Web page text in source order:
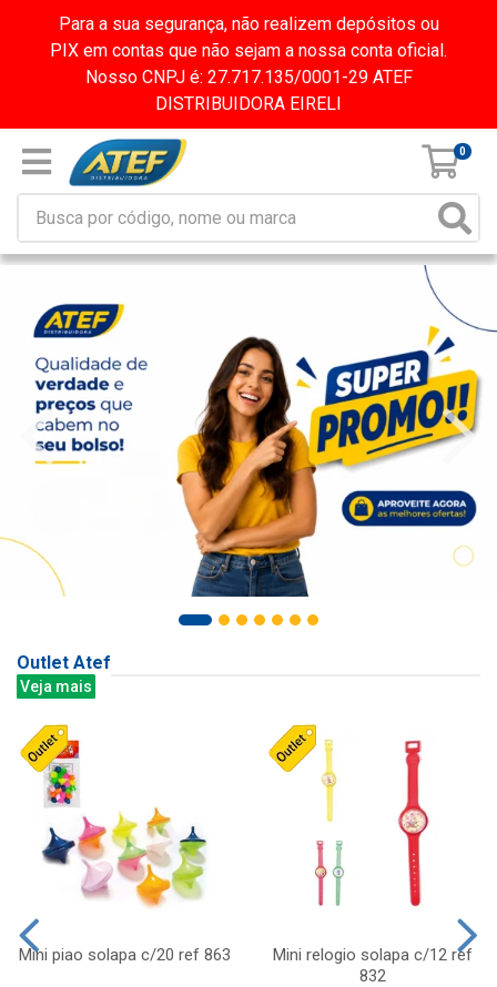
Para a sua segurança, não realizem depósitos ou
PIX em contas que não sejam a nossa conta oficial.
Nosso CNPJ é: 27.717.135/0001-29 ATEF
DISTRIBUIDORA EIRELI
0
Outlet Atef
Veja mais
Mini piao solapa c/20 ref 863
Mini relogio solapa c/12 ref
832